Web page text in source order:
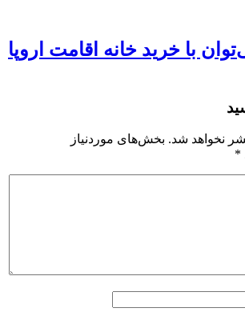
با خرید خانه اقامت اروپا
نخواهد شد. بخش‌های موردنیاز
*